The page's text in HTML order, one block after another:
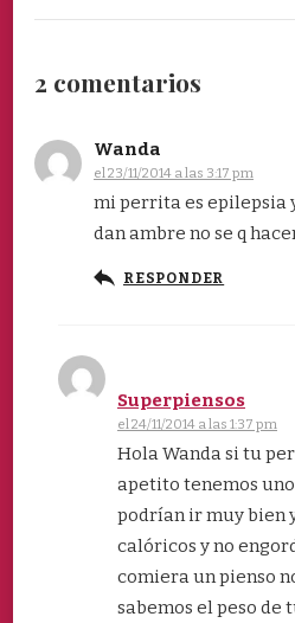
2 comentarios
Wanda
el 23/11/2014 a las 3:17 pm
mi perrita es epilepsia
dan ambre no se q
RESPONDER
Superpiensos
el 24/11/2014 a las 1:37 pm
Hola Wanda si tu
apetito tenemos
podrían ir muy bien
calóricos y no
comiera un pienso
sabemos el peso de